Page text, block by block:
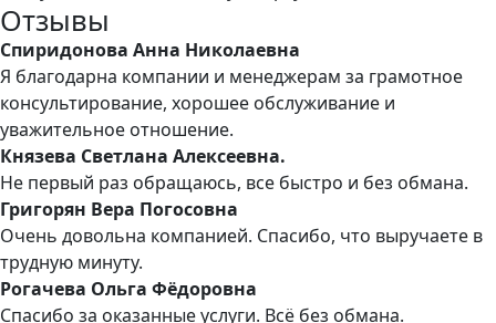
Отзывы
Спиридонова Анна Николаевна
Я благодарна компании и менеджерам за грамотное
консультирование, хорошее обслуживание и
уважительное отношение.
Князева Светлана Алексеевна.
Не первый раз обращаюсь, все быстро и без обмана.
Григорян Вера Погосовна
Очень довольна компанией. Спасибо, что выручаете в
трудную минуту.
Рогачева Ольга Фёдоровна
Спасибо за оказанные услуги. Всё без обмана.